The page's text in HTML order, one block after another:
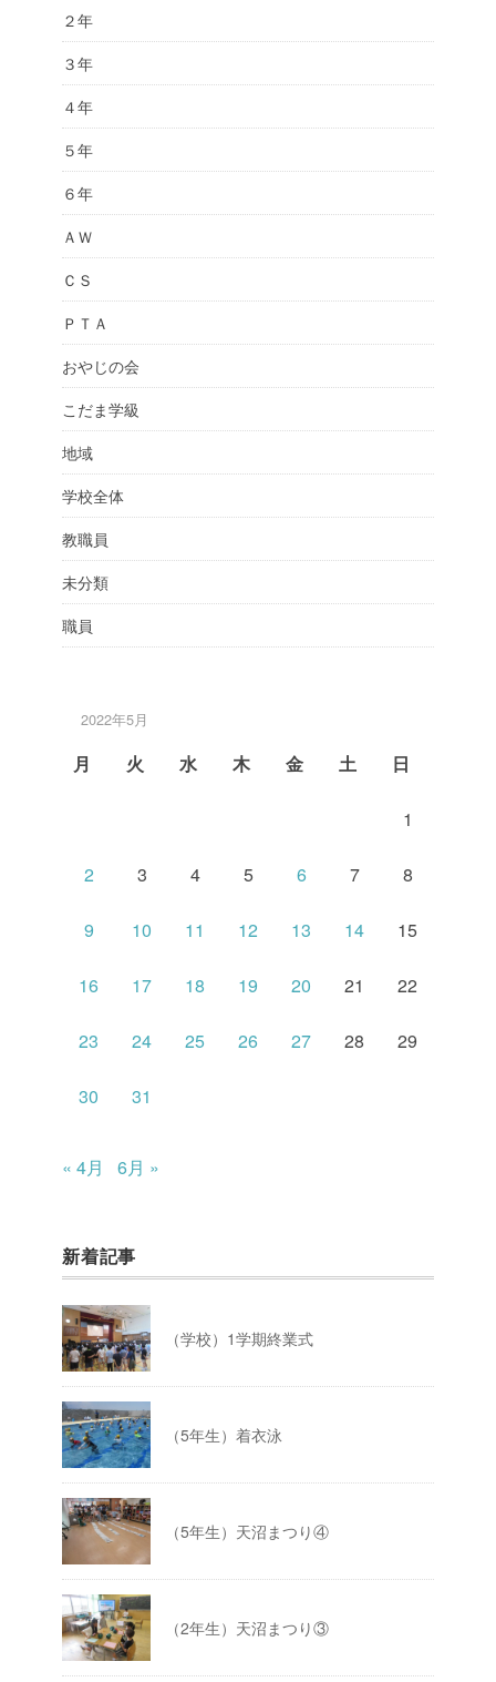
２年
３年
４年
５年
６年
ＡＷ
ＣＳ
ＰＴＡ
おやじの会
こだま学級
地域
学校全体
教職員
未分類
職員
2022年5月
月 火 水 木 金 土 日
1
2 3 4 5 6 7 8
9 10 11 12 13 14 15
16 17 18 19 20 21 22
23 24 25 26 27 28 29
30 31
« 4月 6月 »
新着記事
（学校）1学期終業式
（5年生）着衣泳
（5年生）天沼まつり④
（2年生）天沼まつり③